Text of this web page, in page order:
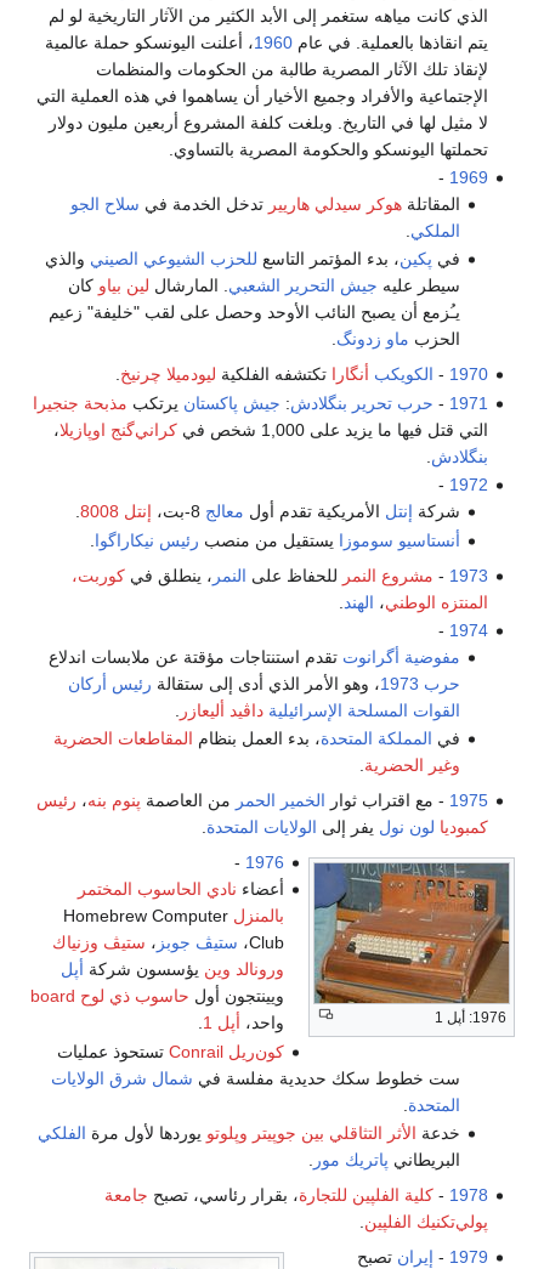
الذي كانت مياهه ستغمر إلى الأبد الكثير من الآثار التاريخية لو لم
يتم انقاذها بالعملية. في عام1960، أعلنت اليونسكو حملة عالمية
لإنقاذ تلك الآثار المصرية طالبة من الحكومات والمنظمات
الإجتماعية والأفراد وجميع الأخيار أن يساهموا في هذه العملية التي
لا مثيل لها في التاريخ. وبلغت كلفة المشروع أربعين مليون دولار
تحملتها اليونسكو والحكومة المصرية بالتساوي.
1969
-
المقاتلة هوكر سيدلي هاريير تدخل الخدمة في سلاح الجو
الملكي
في پكين، بدء المؤتمر التاسع للحزب الشيوعي الصيني والذي
سيطر عليه جيش التحرير الشعبي. المارشال لين بياو كان
يـُزمع أن يصبح النائب الأوحد وحصل على لقب "خليفة" زعيم
الحزب ماو زدونگ.
1970
- الكويكب أنگارا تكتشفه الفلكية ليودميلا چرنيخ.
1971
- حرب تحرير بنگلادش: جيش پاكستان يرتكب مذبحة جنجيرا
التي قتل فيها ما يزيد على 1,000 شخص في
كراني‌گنج اوپازيلا،
بنگلادش
1972
-
شركة إنتل الأمريكية تقدم أول معالج إنتل 8008
.
أنستاسيو سوموزا يستقيل من منصب رئيس نيكاراگوا
1973
- مشروع النمر للحفاظ على النمر ، ينطلق فيكوربت،
المنتزه الوطني، الهند
1974
-
مفوضية أگرانوت تقدم استنتاجات مؤقتة عن ملابسات اندلاع
حرب 1973
، وهو الأمر الذي أدى إلى ستقالة رئيس أركان
القوات المسلحة الإسرائيلية داڤيد أليعازر
في المملكة المتحدة، بدء العمل بنظام المقاطعات الحضرية
وغير الحضرية.
1975 - مع اقتراب ثوار الخمير الحمر من العاصمة پنوم بنه، رئيس
كمبوديا لون نول يفر إلى الولايات المتحدة.
1976: أپل 1
1976
-
أعضاء نادي الحاسوب المختمر
بالمنزل Homebrew Computer
Club،
ستيڤ جوبز ، ستيڤ وزنياك
ورونالد وين يؤسسون شركة أپل
ويينتجون أول حاسوب ذي لوح board
واحد، أپل 1
.
كون‌ريل Conrail
تستحوذ عمليات
ست خطوط سكك حديدية مفلسة في شمال شرق الولايات
المتحدة
خدعة الأثر التثاقلي بين جوپيتر وپلوتو يوردها لأول مرة الفلكي
البريطاني پاتريك مور .
1978
-كلية الفلپين للتجارة، بقرار رئاسي، تصبح جامعة
پولي‌تكنيك الفلپين.
1979
- إيران تصبح